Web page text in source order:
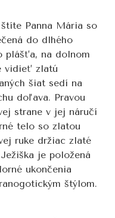
Panna Mária so
do dlhého
plášťa, na dolnom
vidieť zlatú
šiat sedí na
doľava. Pravou
strane v jej náručí
telo so zlatou
ruke držiac zlaté
je položená
ukončenia
štýlom.